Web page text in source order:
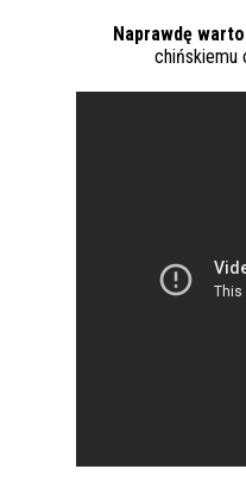
Naprawdę warto
chińskiemu